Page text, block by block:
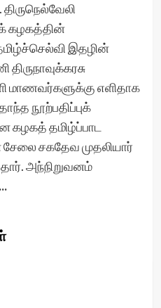
திருநெல்வேலி
கழகத்தின்
இதழின்
மாணவர்களுக்கு எளிதாக
நூற்பதிப்புக்
கழகத் தமிழ்ப்பாட
சகதேவ முதலியார்
அந்நிறுவனம்